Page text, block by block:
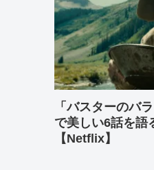
「バスターのバ
で美しい6話を語
【Netflix】